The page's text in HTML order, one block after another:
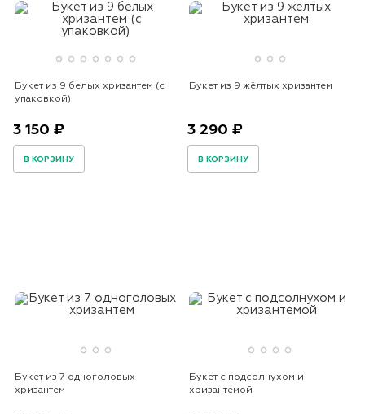
Букет из 9 белых хризантем (с
упаковкой)
3 150 ₽
В КОРЗИНУ
Букет из 9 жёлтых хризантем
3 290 ₽
В КОРЗИНУ
Букет из 7 одноголовых
хризантем
Букет с подсолнухом и
хризантемой